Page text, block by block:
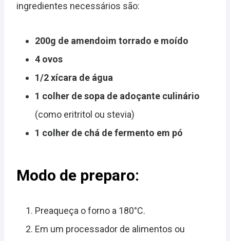
ingredientes necessários são:
200g de amendoim torrado e moído
4 ovos
1/2 xícara de água
1 colher de sopa de adoçante culinário
(como eritritol ou stevia)
1 colher de chá de fermento em pó
Modo de preparo:
Preaqueça o forno a 180°C.
Em um processador de alimentos ou